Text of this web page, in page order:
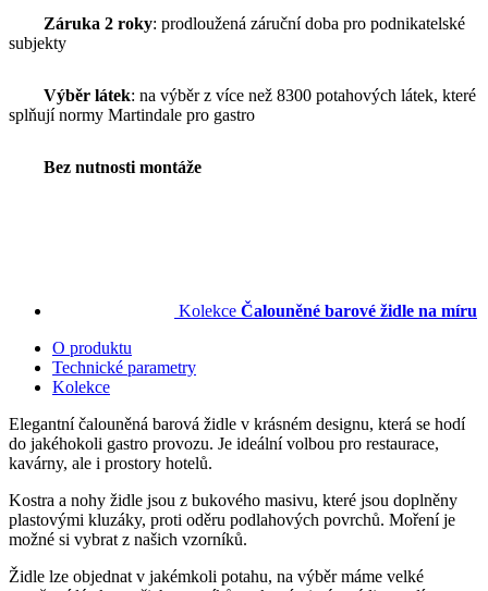
Záruka 2 roky: prodloužená záruční doba pro podnikatelské
subjekty
Výběr látek: na výběr z více než 8300 potahových látek, které
splňují normy Martindale pro gastro
Bez nutnosti montáže
Kolekce Čalouněné barové židle na míru
O produktu
Technické parametry
Kolekce
Elegantní čalouněná barová židle v krásném designu, která se hodí
do jakéhokoli gastro provozu. Je ideální volbou pro restaurace,
kavárny, ale i prostory hotelů.
Kostra a nohy židle jsou z bukového masivu, které jsou doplněny
plastovými kluzáky, proti oděru podlahových povrchů. Moření je
možné si vybrat z našich vzorníků.
Židle lze objednat v jakémkoli potahu, na výběr máme velké